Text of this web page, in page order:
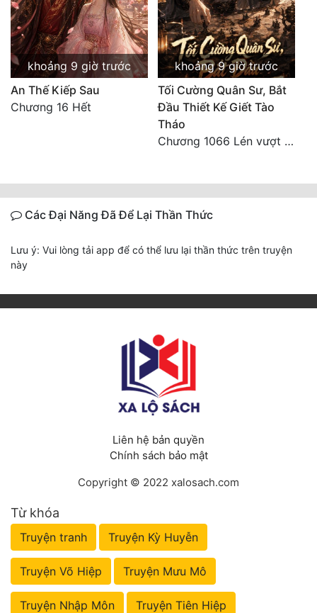
khoảng 9 giờ trước
An Thế Kiếp Sau
Chương 16 Hết
khoảng 9 giờ trước
Tối Cường Quân Sư, Bắt
Đầu Thiết Kế Giết Tào
Tháo
Chương 1066 Lén vượt Nam Bì, đánh thẳng Nghiệp Thành (2/2)
Các Đại Năng Đã Để Lại Thần Thức
Lưu ý: Vui lòng tải app để có thể lưu lại thần thức trên truyện
này
Liên hệ bản quyền
Chính sách bảo mật
Copyright © 2022 xalosach.com
Từ khóa
Truyện tranh Truyện Kỳ Huyễn
Truyện Võ Hiệp Truyện Mưu Mô
Truyện Nhập Môn Truyện Tiên Hiệp